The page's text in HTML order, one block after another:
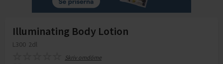
Illuminating Body Lotion
L300 2dl
Skriv omdöme